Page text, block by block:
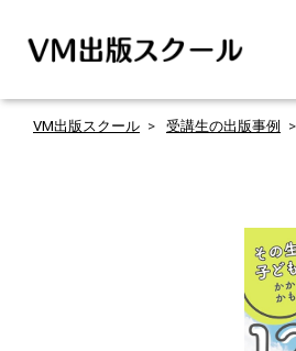
VM出版スクール 受講生の出版事例